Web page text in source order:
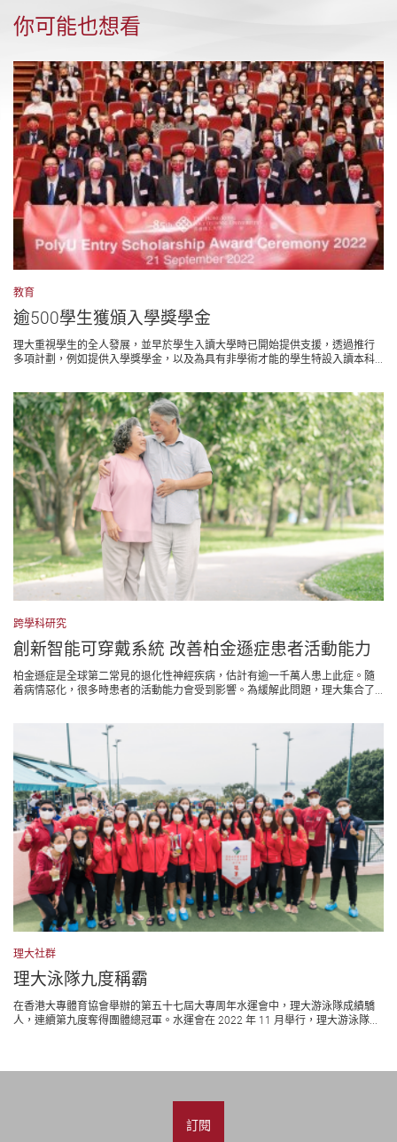
你可能也想看
教育
逾500學生獲頒入學獎學金
理大重視學生的全人發展，並早於學生入讀大學時已開始提供支援，透過推行
多項計劃，例如提供入學獎學金，以及為具有非學術才能的學生特設入讀本科...
跨學科研究
創新智能可穿戴系統 改善柏金遜症患者活動能力
柏金遜症是全球第二常見的退化性神經疾病，估計有逾一千萬人患上此症。隨
着病情惡化，很多時患者的活動能力會受到影響。為緩解此問題，理大集合了...
理大社群
理大泳隊九度稱霸
在香港大專體育協會舉辦的第五十七屆大專周年水運會中，理大游泳隊成績驕
人，連續第九度奪得團體總冠軍。水運會在 2022 年 11 月舉行，理大游泳隊...
訂閱